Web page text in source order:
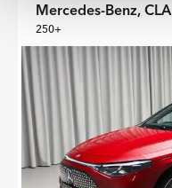
Mercedes-Benz, CLA
250+